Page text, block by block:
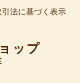
引法に基づく表示
ップ